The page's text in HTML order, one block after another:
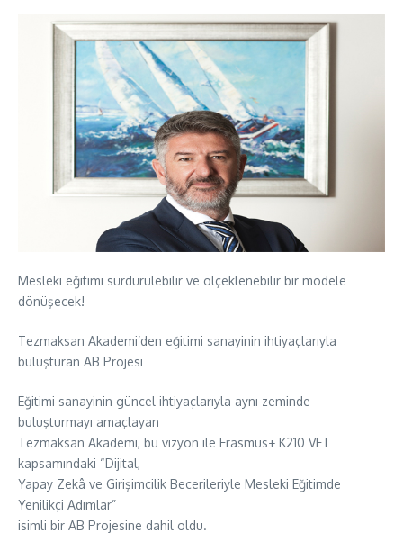
Mesleki eğitimi sürdürülebilir ve ölçeklenebilir bir modele
dönüşecek!
Tezmaksan Akademi’den eğitimi sanayinin ihtiyaçlarıyla
buluşturan AB Projesi
Eğitimi sanayinin güncel ihtiyaçlarıyla aynı zeminde
buluşturmayı amaçlayan
Tezmaksan Akademi, bu vizyon ile Erasmus+ K210 VET
kapsamındaki “Dijital,
Yapay Zekâ ve Girişimcilik Becerileriyle Mesleki Eğitimde
Yenilikçi Adımlar”
isimli bir AB Projesine dahil oldu.